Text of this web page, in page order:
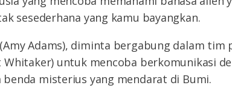
sesederhana yang kamu bayangkan.
Adams), diminta bergabung dalam tim
Whitaker) untuk mencoba berkomunikasi
misterius yang mendarat di Bumi.